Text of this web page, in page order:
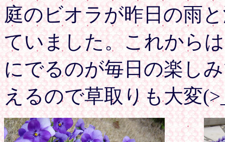
庭のビオラが昨日の雨
ていました。これから
にでるのが毎日の楽し
えるので草取りも大変